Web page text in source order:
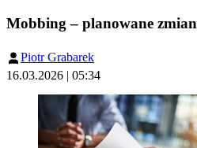
Mobbing – planowane
Piotr Grabarek
16.03.2026 | 05:34